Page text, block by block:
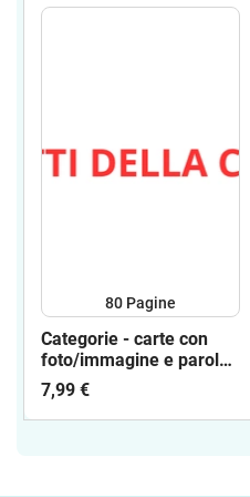
80 Pagine
Categorie - carte con
foto/immagine e parola
scritta
7,99 €